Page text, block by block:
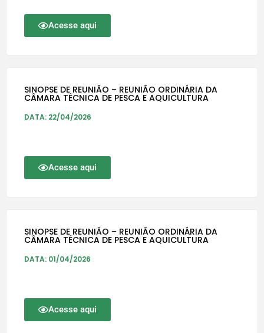
Acesse aqui
SINOPSE DE REUNIÃO – REUNIÃO ORDINÁRIA DA
CÂMARA TÉCNICA DE PESCA E AQUICULTURA
DATA: 22/04/2026
Acesse aqui
SINOPSE DE REUNIÃO – REUNIÃO ORDINÁRIA DA
CÂMARA TÉCNICA DE PESCA E AQUICULTURA
DATA: 01/04/2026
Acesse aqui